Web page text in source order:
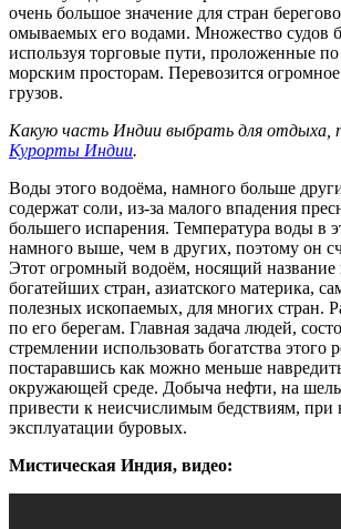
очень большое значение для стран
омываемых его водами. Множество судов
используя торговые пути, проложенные
морским просторам. Перевозится
грузов.
Какую часть Индии выбрать для отдыха,
Курорты Индии.
Воды этого водоёма, намного больше
содержат соли, из-за малого впадения
большего испарения. Температура воды в
намного выше, чем в других, поэтому он
Этот огромный водоём, носящий название
богатейших стран, азиатского материка,
полезных ископаемых, для многих стран.
по его берегам. Главная задача людей,
стремлении использовать богатства этого
постаравшись как можно меньше
окружающей среде. Добыча нефти, на
привести к неисчислимым бедствиям, при
эксплуатации буровых.
Мистическая Индия, видео: